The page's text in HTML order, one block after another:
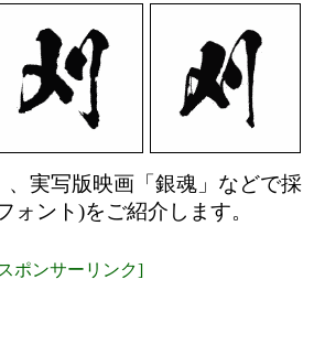
、実写版映画「銀魂」などで採
ォント)をご紹介します。
ポンサーリンク]